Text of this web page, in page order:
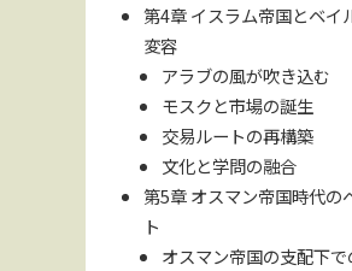
第4章 イスラム帝国とベイ
変容
アラブの風が吹き込む
モスクと市場の誕生
交易ルートの再構築
文化と学問の融合
第5章 オスマン帝国時代の
ト
オスマン帝国の支配下で